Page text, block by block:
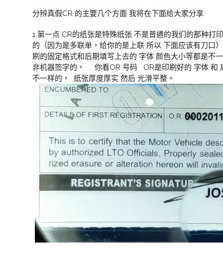
分辨真假CR 的主要几个方面 我将在下面给大家分享
1 第一点 CR的纸张是特殊纸张 不是普通的我们的那种打
的（因为是多联单，给你的是上联 所以 下面应该有刀口
刷的固定格式和后期填写上去的 字体 颜色大小等都是不
非机器签字的， 你看OR 号码 OR是印刷好的 字体 和
不一样的， 纸张厚度厚实 然后 光滑平整。